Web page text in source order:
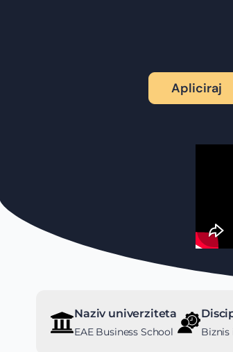
Apliciraj
Naziv univerziteta
EAE Business School Biznis